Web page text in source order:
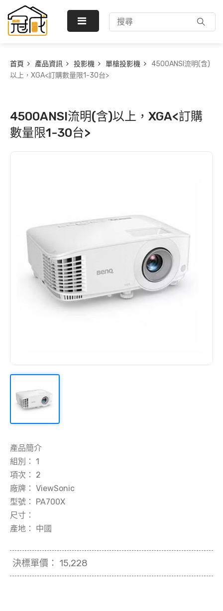
首頁 產品資訊 投影機 單槍投影機
4500ANSI流明(含)
以上，XGA<訂購數量限1-30台>
4500ANSI流明(含)以上，XGA<訂購
數量限1-30台>
產品簡介
組別： 1
項次：
2
廠牌： ViewSonic
型號：
PA700X
尺寸：
產地：
中國
決標單價： 15,228